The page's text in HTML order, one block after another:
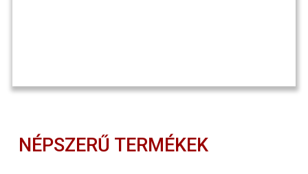
NÉPSZERŰ TERMÉKEK